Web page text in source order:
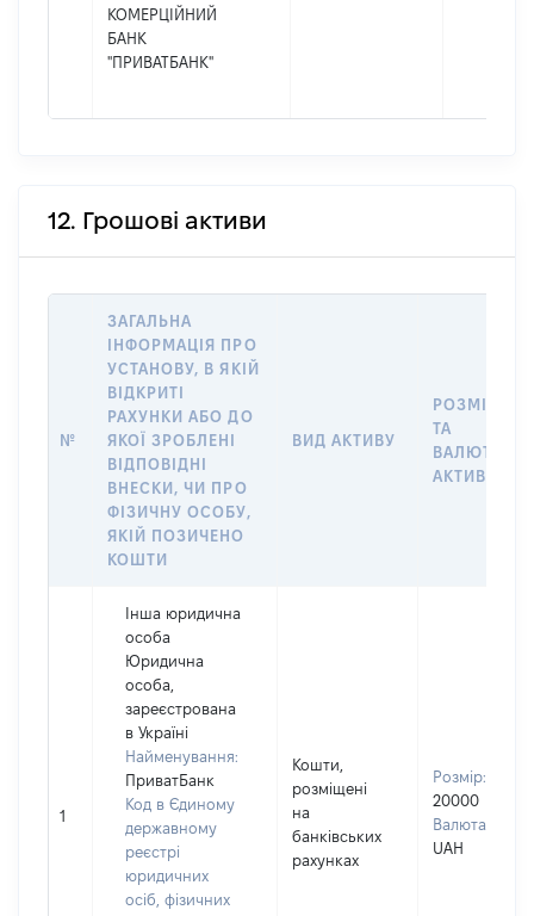
КОМЕРЦІЙНИЙ
БАНК
"ПРИВАТБАНК"
12. Грошові активи
№
ЗАГАЛЬНА
ІНФОРМАЦІЯ ПРО
УСТАНОВУ, В ЯКІЙ
ВІДКРИТІ
РАХУНКИ АБО ДО
ЯКОЇ ЗРОБЛЕНІ
ВІДПОВІДНІ
ВНЕСКИ, ЧИ ПРО
ФІЗИЧНУ ОСОБУ,
ЯКІЙ ПОЗИЧЕНО
КОШТИ
ВИД АКТИВУ
РОЗМІР
ТА
ВАЛЮТА
АКТИВУ
1
Інша юридична
особа
Юридична
особа,
зареєстрована
в Україні
Найменування:
ПриватБанк
Код в Єдиному
державному
реєстрі
юридичних
осіб, фізичних
Кошти,
розміщені
на
банківських
рахунках
Розмір:
20000
Валюта:
UAH